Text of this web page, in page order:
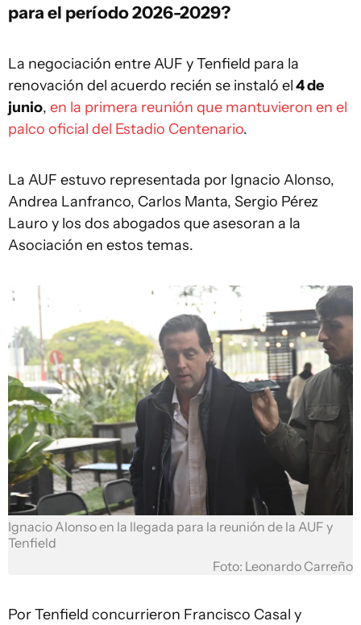
para el período 2026-2029?
La negociación entre AUF y Tenfield para la
renovación del acuerdo recién se instaló el4 de
junio, en la primera reunión que mantuvieron en el
palco oficial del Estadio Centenario.
La AUF estuvo representada por Ignacio Alonso,
Andrea Lanfranco, Carlos Manta, Sergio Pérez
Lauro y los dos abogados que asesoran a la
Asociación en estos temas.
Ignacio Alonso en la llegada para la reunión de la AUF y
Tenfield
Foto: Leonardo Carreño
Por Tenfield concurrieron Francisco Casal y